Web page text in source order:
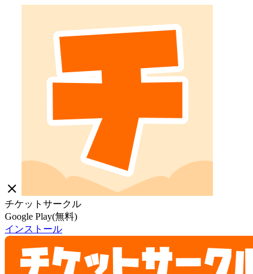
close
チケットサークル
Google Play(無料)
インストール